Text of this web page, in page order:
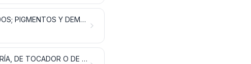
EXTRACTOS CURTIENTES O TINTÓREOS; TANINOS Y SUS DERIVADOS; PIGMENTOS Y DEMÁS MATERIAS COLORANTES; PINTURAS Y BARNICES; MÁSTIQUES; TINTAS
ACEITES ESENCIALES Y RESINOIDES; PREPARACIONES DE PERFUMERÍA, DE TOCADOR O DE COSMÉTICA